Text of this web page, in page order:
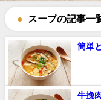
スープの記事一
簡単
牛挽